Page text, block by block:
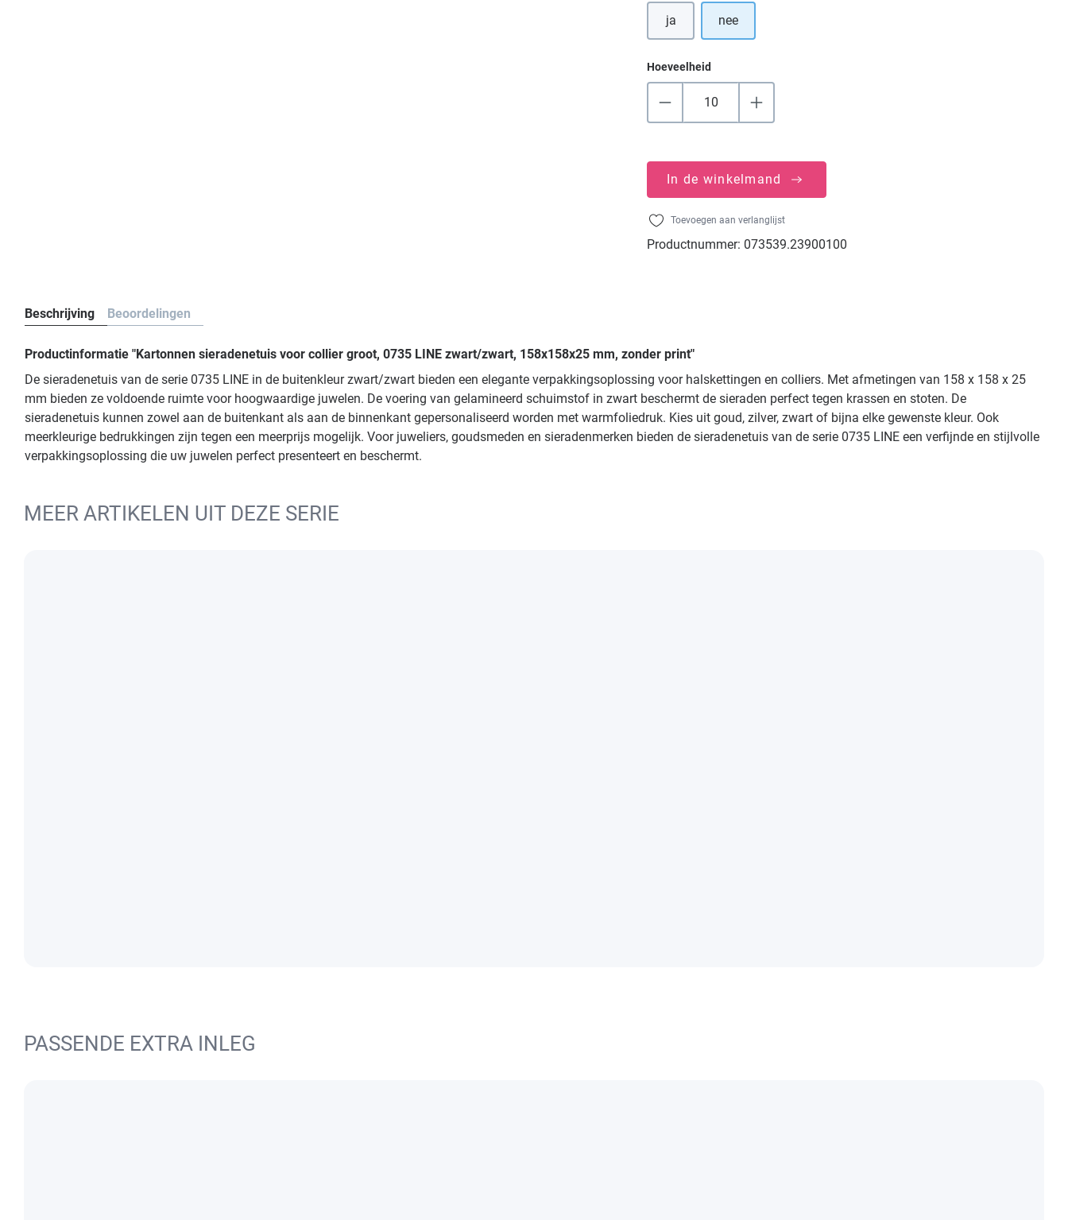
ja nee
Hoeveelheid
In de winkelmand
Toevoegen aan verlanglijst
Productnummer: 073539.23900100
Beschrijving Beoordelingen
Productinformatie "Kartonnen sieradenetuis voor collier groot, 0735 LINE zwart/zwart, 158x158x25 mm, zonder print"
De sieradenetuis van de serie 0735 LINE in de buitenkleur zwart/zwart bieden een elegante verpakkingsoplossing voor halskettingen en colliers. Met afmetingen van 158 x 158 x 25
mm bieden ze voldoende ruimte voor hoogwaardige juwelen. De voering van gelamineerd schuimstof in zwart beschermt de sieraden perfect tegen krassen en stoten. De
sieradenetuis kunnen zowel aan de buitenkant als aan de binnenkant gepersonaliseerd worden met warmfoliedruk. Kies uit goud, zilver, zwart of bijna elke gewenste kleur. Ook
meerkleurige bedrukkingen zijn tegen een meerprijs mogelijk. Voor juweliers, goudsmeden en sieradenmerken bieden de sieradenetuis van de serie 0735 LINE een verfijnde en stijlvolle
verpakkingsoplossing die uw juwelen perfect presenteert en beschermt.
MEER ARTIKELEN UIT DEZE SERIE
PASSENDE EXTRA INLEG